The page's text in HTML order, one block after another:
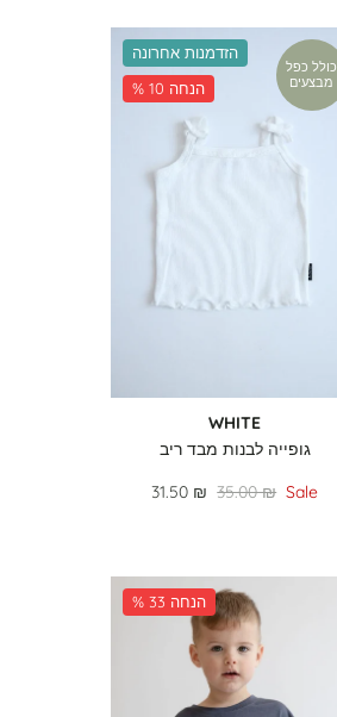
הזדמנות אחרונה
כולל כפל
מבצעים
% 10 הנחה
WHITE
גופייה לבנות מבד ריב
31.50 ₪ 35.00 ₪ Sale
% 33 הנחה